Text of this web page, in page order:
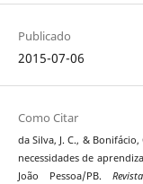
Publicado
2015-07-06
Como Citar
da Silva, J. C., &
necessidades de
João Pessoa/PB.